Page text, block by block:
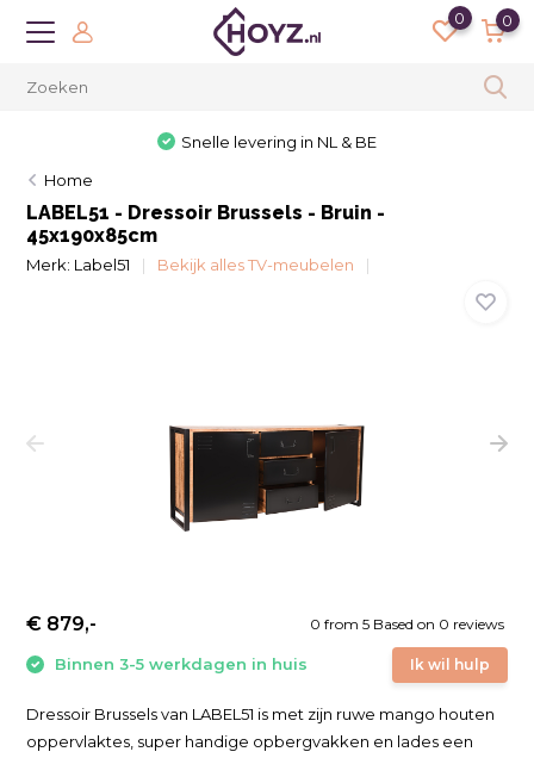
0 0
Snelle levering in NL & BE
Home
LABEL51 - Dressoir Brussels - Bruin -
45x190x85cm
Merk: Label51 Bekijk alles TV-meubelen
0 from 5 Based on 0 reviews
Ik wil hulp
€ 879,-
Binnen 3-5 werkdagen in huis
Dressoir Brussels van LABEL51 is met zijn ruwe mango houten
oppervlaktes, super handige opbergvakken en lades een